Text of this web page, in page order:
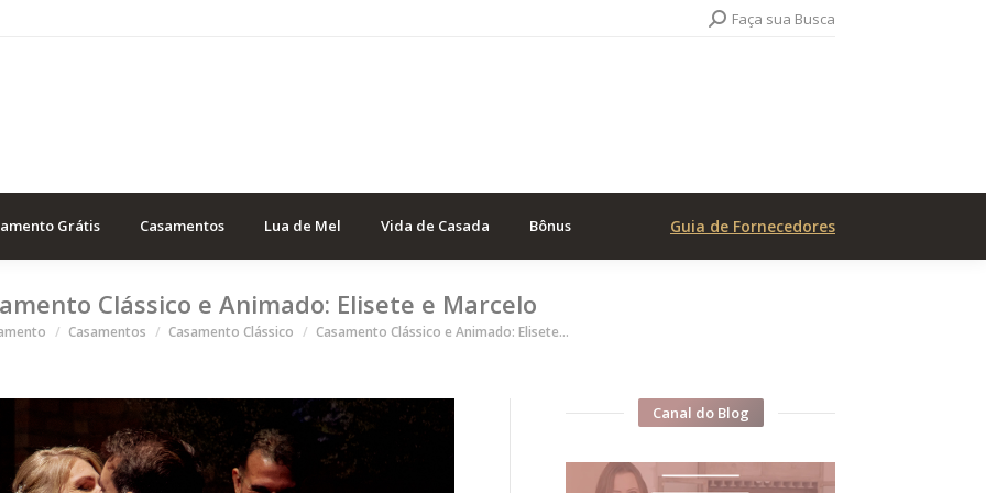
Search:Faça sua Busca
Grátis Casamentos Lua de Mel Vida de Casada Bônus Guia de Fornecedores
Clássico e Animado: Elisete e Marcelo
Casamentos Casamento Clássico Casamento Clássico e Animado: Elisete…
Canal do Blog